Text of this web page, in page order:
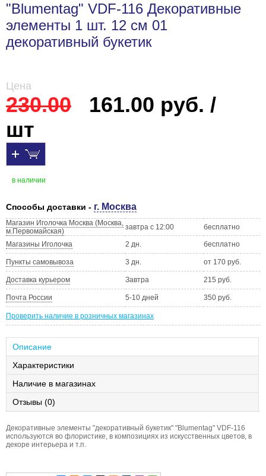
"Blumentag" VDF-116 Декоративные
элементы 1 шт. 12 см 01
декоративный букетик
Цена
230.00
161.00 руб. /
шт
в наличии
Способы доставки - г. Москва
Магазин Иголочка Москва (Москва,
м.Первомайская)
завтра с 12:00 бесплатно
Магазины Иголочка 2 дн. бесплатно
Пункты самовывоза 3 дн. от 170 руб.
Доставка курьером Завтра 215 руб.
Почта России 5-10 дней 350 руб.
Проверить наличие в розничных магазинах
Описание
Характеристики
Наличие в магазинах
Отзывы (0)
Декоративные элементы "декоративный букетик" "Blumentag" VDF-116
используются во флористике, в композициях из искусственных цветов, в
декоре интерьера и т.п.